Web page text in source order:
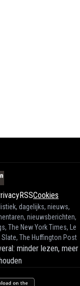
RSSCookies
dagelijks, nieuws,
nieuwsberichten,
The New York Times, Le
Slate, The Huffington Post
minder lezen, meer